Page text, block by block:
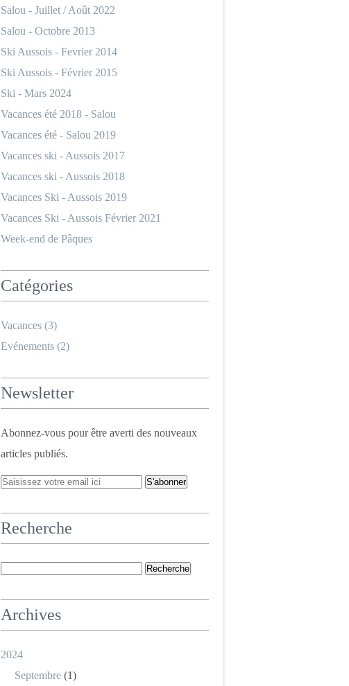
Salou - Juillet / Août 2022
Salou - Octobre 2013
Ski Aussois - Fevrier 2014
Ski Aussois - Février 2015
Ski - Mars 2024
Vacances été 2018 - Salou
Vacances été - Salou 2019
Vacances ski - Aussois 2017
Vacances ski - Aussois 2018
Vacances Ski - Aussois 2019
Vacances Ski - Aussois Février 2021
Week-end de Pâques
Catégories
Vacances (3)
Evénements (2)
Newsletter
Abonnez-vous pour être averti des nouveaux
articles publiés.
Recherche
Archives
2024
Septembre (1)